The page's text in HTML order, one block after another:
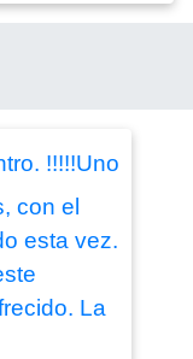
!!!!!Uno
con el
esta vez.
La